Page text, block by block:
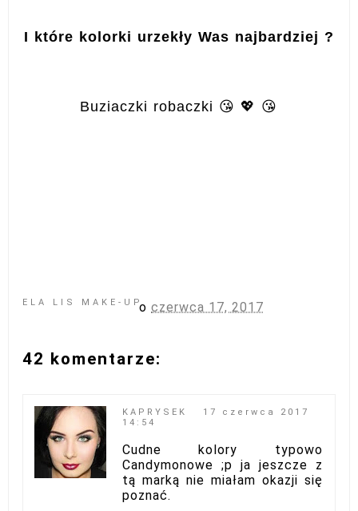
I które kolorki urzekły Was najbardziej ?
Buziaczki robaczki 😘 💖 😘
ELA LIS MAKE-UPoczerwca 17, 2017
42 komentarze:
KAPRYSEK
17 czerwca 2017
14:54
Cudne kolory typowo
Candymonowe ;p ja jeszcze z
tą marką nie miałam okazji się
poznać.